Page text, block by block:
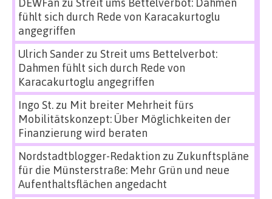
fühlt sich durch Rede von Karacakurtoglu
angegriffen
Ulrich Sanderzu Streit ums Bettelverbot:
Dahmen fühlt sich durch Rede von
Karacakurtoglu angegriffen
Ingo St.zu Mit breiter Mehrheit fürs
Mobilitätskonzept: Über Möglichkeiten der
Finanzierung wird beraten
Nordstadtblogger-Redaktion zu Zukunftspläne
für die Münsterstraße: Mehr Grün und neue
Aufenthaltsflächen angedacht